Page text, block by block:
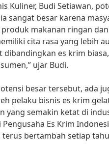
Kuliner, Budi Setiawan,
sangat besar karena
makanan ringan
cita rasa yang lebih
dibandingkan es krim
ujar Budi.
besar tersebut, ada
pelaku bisnis es krim
yang semakin ketat di
Pengusaha Es Krim
bertambah setiap